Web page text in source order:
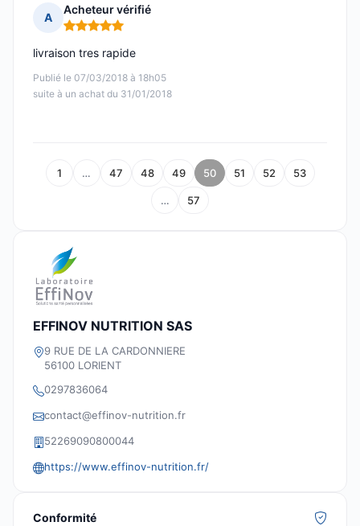
A
Acheteur vérifié
Note : 5 sur 5
Publié le 07/03/2018 à 18h05
suite à un achat du 31/01/2018
livraison tres rapide
1 … 47 48 49 50 51 52 53
… 57
EFFINOV NUTRITION SAS
9 RUE DE LA CARDONNIERE
56100 LORIENT
0297836064
contact@effinov-nutrition.fr
52269090800044
https://www.effinov-nutrition.fr/
Conformité